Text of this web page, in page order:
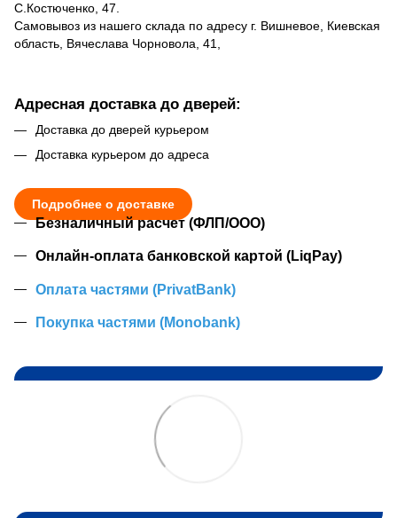
С.Костюченко, 47.
Самовывоз из нашего склада по адресу г. Вишневое, Киевская
область, Вячеслава Чорновола, 41,
Адресная доставка до дверей:
Доставка до дверей курьером
Доставка курьером до адреса
Подробнее о доставке
Безналичный расчет (ФЛП/ООО)
Онлайн-оплата банковской картой (LiqPay)
Оплата частями (PrivatBank)
Покупка частями (Monobank)